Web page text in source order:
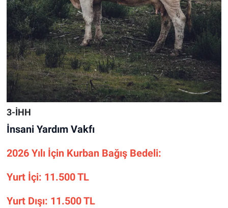
3-İHH
İnsani Yardım Vakfı
2026 Yılı İçin Kurban Bağış Bedeli:
Yurt İçi: 11.500 TL
Yurt Dışı: 11.500 TL